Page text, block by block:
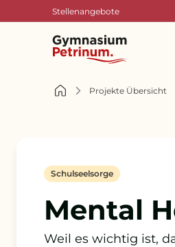
Stellenangebote
Projekte Übersicht
Schulseelsorge
Mental
Weil es wichtig ist,